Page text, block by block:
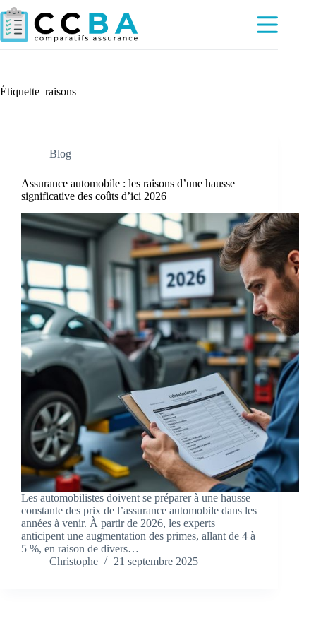
Passer
au
contenu
Étiquette raisons
Blog
Assurance automobile : les raisons d’une hausse
significative des coûts d’ici 2026
Les automobilistes doivent se préparer à une hausse
constante des prix de l’assurance automobile dans les
années à venir. À partir de 2026, les experts
anticipent une augmentation des primes, allant de 4 à
5 %, en raison de divers…
Christophe
21 septembre 2025